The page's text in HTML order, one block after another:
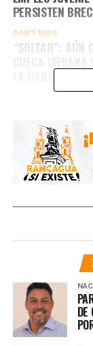
PERSISTEN
DON'T MISS
“SOLTAR”: AÚN
LA DANZA DE
DE